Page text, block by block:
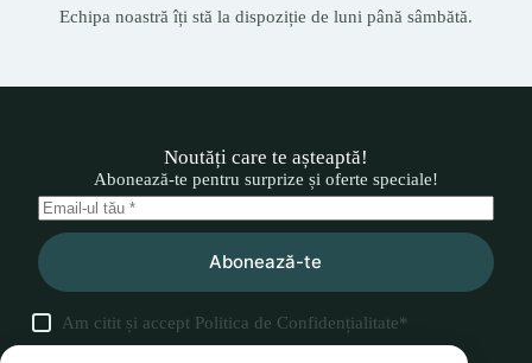
Echipa noastră îți stă la dispoziție de luni până sâmbătă.
Noutăți care te așteaptă!
Abonează-te pentru surprize și oferte speciale!
Abonează-te
Am citit și accept Politica de Confidențialitate*